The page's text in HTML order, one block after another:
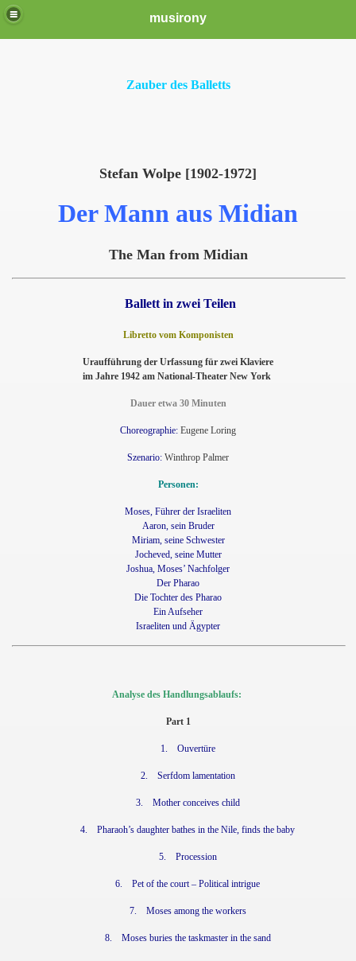
musirony
Zauber des Balletts
Stefan Wolpe [1902-1972]
Der Mann aus Midian
The Man from Midian
Ballett in zwei Teilen
Libretto vom Komponisten
Uraufführung der Urfassung für zwei Klaviere
im Jahre 1942 am National-Theater New York
Dauer etwa 30 Minuten
Choreographie: Eugene Loring
Szenario: Winthrop Palmer
Personen:
Moses, Führer der Israeliten
Aaron, sein Bruder
Miriam, seine Schwester
Jocheved, seine Mutter
Joshua, Moses’ Nachfolger
Der Pharao
Die Tochter des Pharao
Ein Aufseher
Israeliten und Ägypter
Analyse des Handlungsablaufs:
Part 1
1. Ouvertüre
2. Serfdom lamentation
3. Mother conceives child
4. Pharaoh’s daughter bathes in the Nile, finds the baby
5. Procession
6. Pet of the court – Political intrigue
7. Moses among the workers
8. Moses buries the taskmaster in the sand